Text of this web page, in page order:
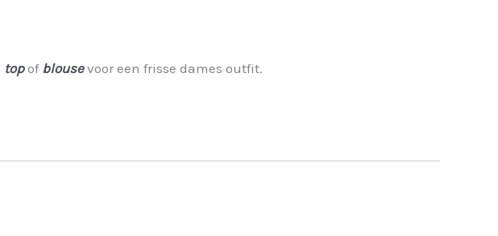
topof blousevoor een frisse dames outfit.